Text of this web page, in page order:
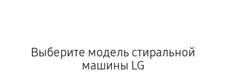
Выберите модель стиральной
машины LG